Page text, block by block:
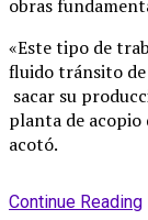
obras
«Este tipo de
fluido tránsito de
sacar su
planta de acopio
acotó.
Continue Reading